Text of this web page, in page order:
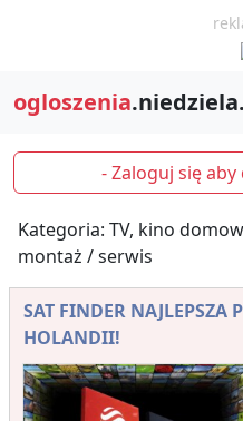
ogloszenia
- Zaloguj się aby
Kategoria: TV, kino
montaż / serwis
SAT FINDER NAJLEPSZA
HOLANDII!